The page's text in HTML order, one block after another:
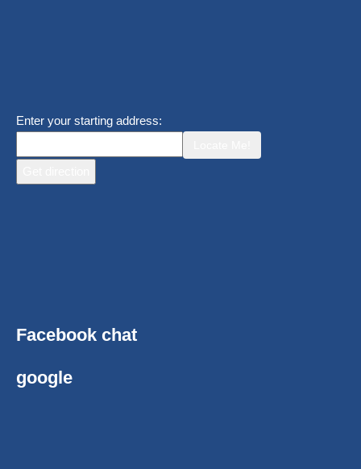
Enter your starting address:
Facebook chat
google